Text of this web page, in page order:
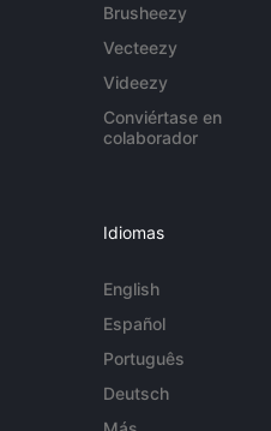
Brusheezy
Vecteezy
Videezy
Conviértase en
colaborador
Idiomas
English
Español
Português
Deutsch